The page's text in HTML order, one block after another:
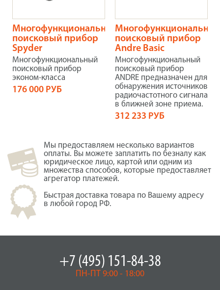
Многофункциональный
поисковый прибор
Spyder
Многофункциональный
поисковый прибор
эконом-класса
176 000 РУБ
поисковый прибор
Аndre Basic
Многофункциональный
поисковый прибор
АNDRE предназначен для
обнаружения источников
радиочастотного сигнала
в ближней зоне приема.
312 233 РУБ
Мы предоставляем несколько вариантов
оплаты. Вы можете заплатить по безналу как
юридическое лицо, картой или одним из
множества способов, которые предоставляет
агрегатор платежей.
Быстрая доставка товара по Вашему адресу
в любой город РФ.
+7 (495) 151-84-38
ПН-ПТ 9:00 - 18:00